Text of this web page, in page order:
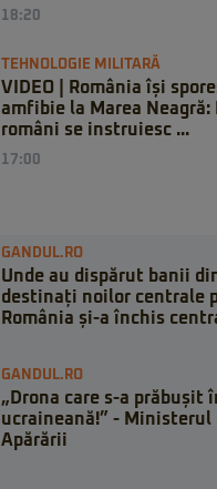
18:20
TEHNOLOGIE MILITARĂ
VIDEO | România își
amfibie la Marea
români se instruiesc ...
17:00
GANDUL.RO
Unde au dispărut banii
destinați noilor centrale
România și-a închis
GANDUL.RO
„Drona care s-a prăbușit
ucraineană!” - Ministerul
Apărării